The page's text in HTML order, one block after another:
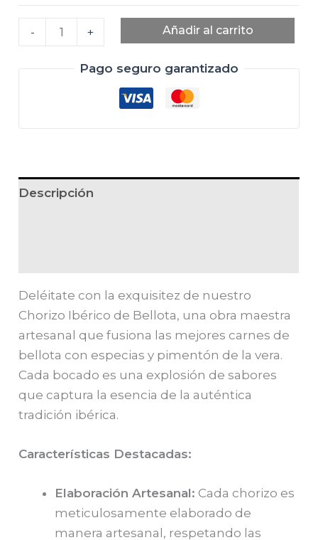
-
Chorizo
+ Añadir al carrito
Pago seguro garantizado
Descripción
Deléitate con la exquisitez de nuestro
Chorizo Ibérico de Bellota, una obra maestra
artesanal que fusiona las mejores carnes de
bellota con especias y pimentón de la vera.
Cada bocado es una explosión de sabores
que captura la esencia de la auténtica
tradición ibérica.
Características Destacadas:
Elaboración Artesanal: Cada chorizo es
meticulosamente elaborado de
manera artesanal, respetando las